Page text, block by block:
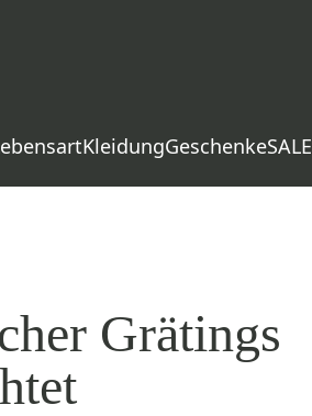
KleidungGeschenkeSALE
Grätings